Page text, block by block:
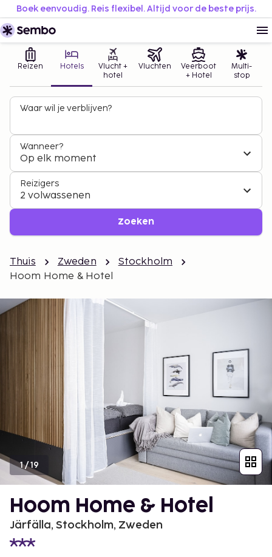
Boek eenvoudig. Reis flexibel. Altijd voor de beste prijs.
Reizen Hotels
Vlucht +
hotel
Vluchten
Veerboot
+ Hotel
Multi-
stop
Waar wil je verblijven?
Wanneer?
Op elk moment
Reizigers
2 volwassenen
Zoeken
Thuis Zweden
Stockholm
Hoom Home & Hotel
1/19
Hoom Home & Hotel
Järfälla, Stockholm, Zweden